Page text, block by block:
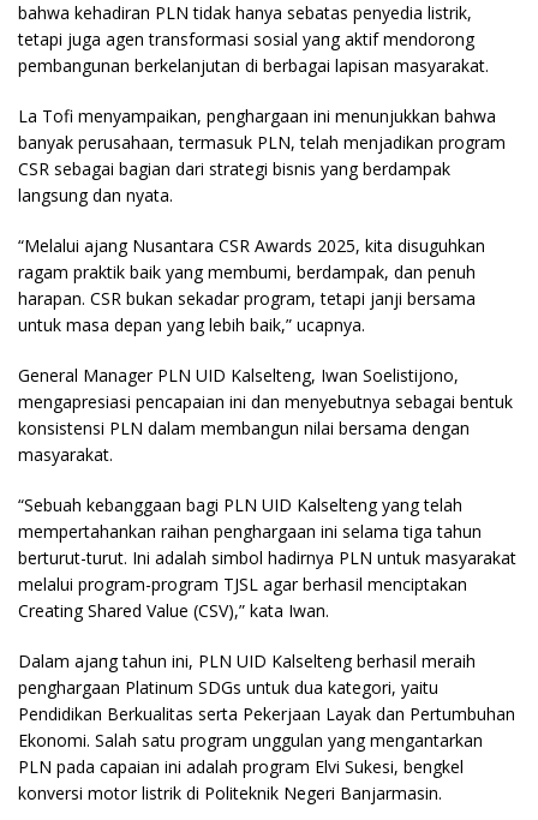
bahwa kehadiran PLN tidak hanya sebatas penyedia listrik,
tetapi juga agen transformasi sosial yang aktif mendorong
pembangunan berkelanjutan di berbagai lapisan masyarakat.
La Tofi menyampaikan, penghargaan ini menunjukkan bahwa
banyak perusahaan, termasuk PLN, telah menjadikan program
CSR sebagai bagian dari strategi bisnis yang berdampak
langsung dan nyata.
“Melalui ajang Nusantara CSR Awards 2025, kita disuguhkan
ragam praktik baik yang membumi, berdampak, dan penuh
harapan. CSR bukan sekadar program, tetapi janji bersama
untuk masa depan yang lebih baik,” ucapnya.
General Manager PLN UID Kalselteng, Iwan Soelistijono,
mengapresiasi pencapaian ini dan menyebutnya sebagai bentuk
konsistensi PLN dalam membangun nilai bersama dengan
masyarakat.
“Sebuah kebanggaan bagi PLN UID Kalselteng yang telah
mempertahankan raihan penghargaan ini selama tiga tahun
berturut-turut. Ini adalah simbol hadirnya PLN untuk masyarakat
melalui program-program TJSL agar berhasil menciptakan
Creating Shared Value (CSV),” kata Iwan.
Dalam ajang tahun ini, PLN UID Kalselteng berhasil meraih
penghargaan Platinum SDGs untuk dua kategori, yaitu
Pendidikan Berkualitas serta Pekerjaan Layak dan Pertumbuhan
Ekonomi. Salah satu program unggulan yang mengantarkan
PLN pada capaian ini adalah program Elvi Sukesi, bengkel
konversi motor listrik di Politeknik Negeri Banjarmasin.